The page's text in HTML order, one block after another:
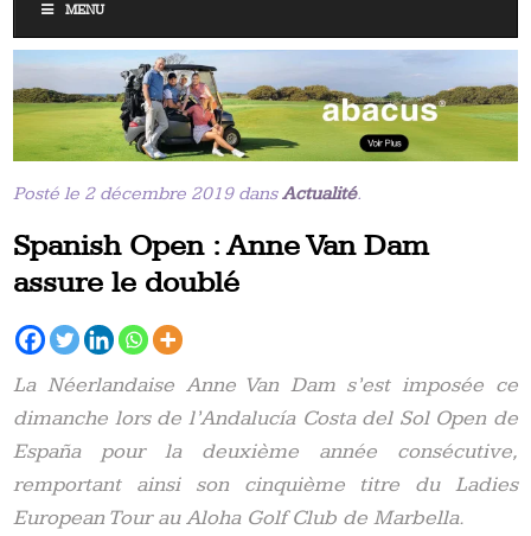
MENU
Posté le 2 décembre 2019 dansActualité.
Spanish Open : Anne Van Dam
assure le doublé
La Néerlandaise Anne Van Dam s’est imposée ce
dimanche lors de l’Andalucía Costa del Sol Open de
España pour la deuxième année consécutive,
remportant ainsi son cinquième titre du Ladies
European Tour au Aloha Golf Club de Marbella.